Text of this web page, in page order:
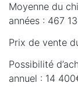
Moyenne du
années : 467
Prix de vente
Possibilité
annuel : 14